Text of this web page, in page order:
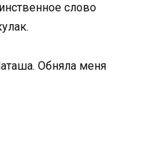
слово
Обняла меня